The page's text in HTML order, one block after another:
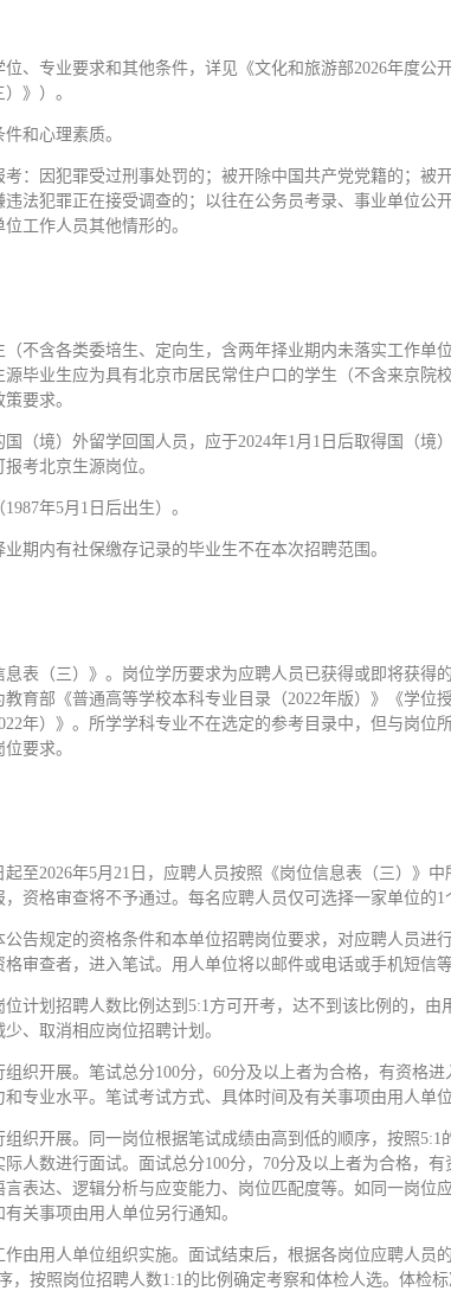
位、专业要求和其他条件，详见《文化和旅游部2026年度公
》）。
和心理素质。
考：因犯罪受过刑事处罚的；被开除中国共产党党籍的；被
法犯罪正在接受调查的；以往在公务员考录、事业单位公
工作人员其他情形的。
（不含各类委培生、定向生，含两年择业期内未落实工作单
毕业生应为具有北京市居民常住户口的学生（不含来京院
要求。
国（境）外留学回国人员，应于2024年1月1日后取得国（境
考北京生源岗位。
年5月1日后出生）。
期内有社保缴存记录的毕业生不在本次招聘范围。
表（三）》。岗位学历要求为应聘人员已获得或即将获得
育部《普通高等学校本科专业目录（2022年版）》《学位
年）》。所学学科专业不在选定的参考目录中，但与岗位
要求。
起至2026年5月21日，应聘人员按照《岗位信息表（三）》
资格审查将不予通过。每名应聘人员仅可选择一家单位的1
公告规定的资格条件和本单位招聘岗位要求，对应聘人员进
审查者，进入笔试。用人单位将以邮件或电话或手机短信
计划招聘人数比例达到5:1方可开考，达不到该比例的，
、取消相应岗位招聘计划。
组织开展。笔试总分100分，60分及以上者为合格，有资格
专业水平。笔试考试方式、具体时间及有关事项由用人单位
组织开展。同一岗位根据笔试成绩由高到低的顺序，按照
人数进行面试。面试总分100分，70分及以上者为合格，
表达、逻辑分析与应变能力、岗位匹配度等。如同一岗位
关事项由用人单位另行通知。
作由用人单位组织实施。面试结束后，根据各岗位应聘人员
，按照岗位招聘人数1:1的比例确定考察和体检人选。体检